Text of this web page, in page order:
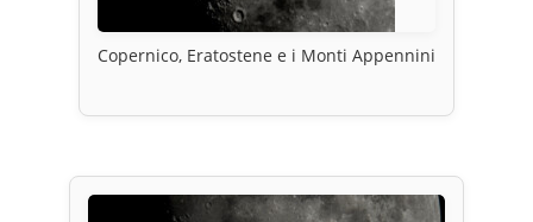
Copernico, Eratostene e i Monti Appennini